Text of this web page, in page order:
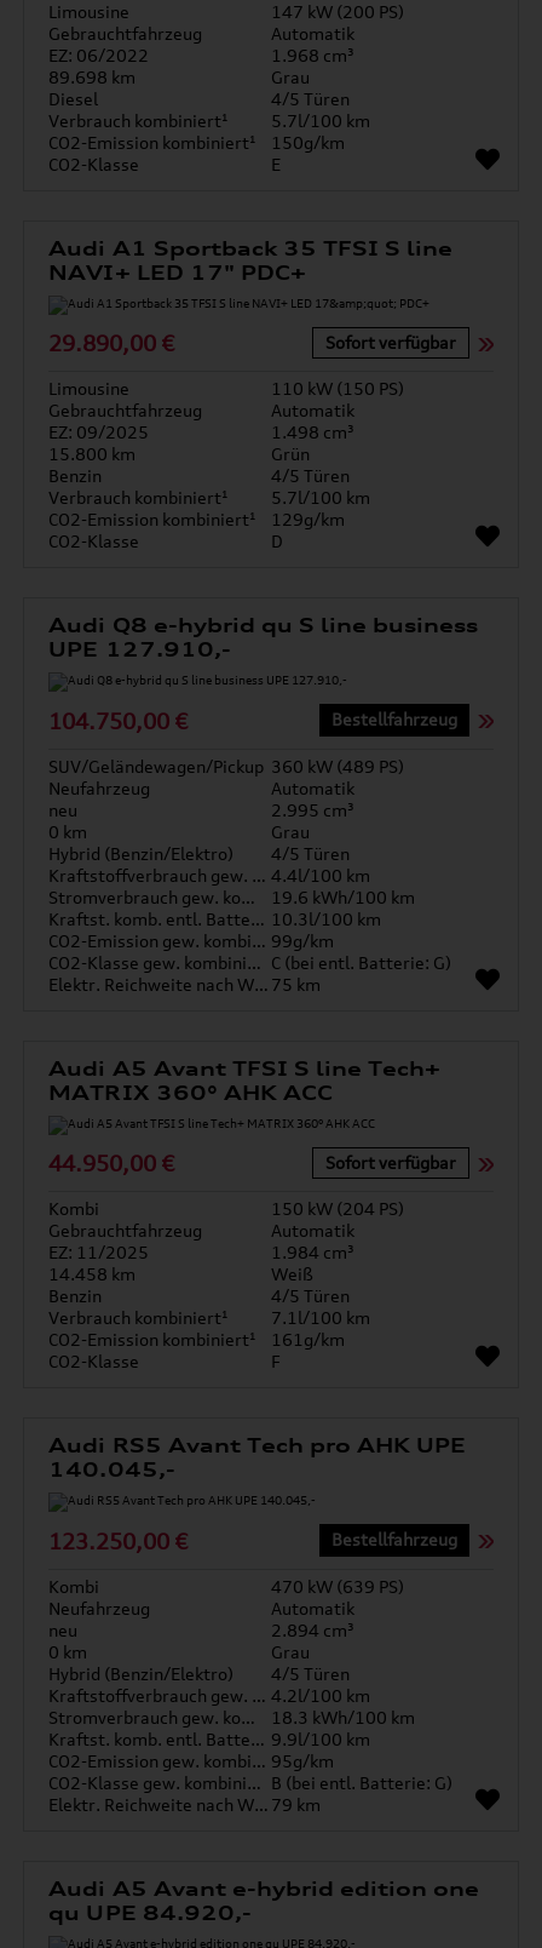
Limousine
147 kW (200 PS)
Gebrauchtfahrzeug
Automatik
EZ: 06/2022
1.968 cm³
89.698 km
Grau
Diesel
4/5 Türen
Verbrauch kombiniert¹
5.7l/100 km
CO2-Emission kombiniert¹
150g/km
CO2-Klasse
E
Audi A1 Sportback 35 TFSI S line
NAVI+ LED 17" PDC+
29.890,00 € Sofort verfügbar
Limousine
110 kW (150 PS)
Gebrauchtfahrzeug
Automatik
EZ: 09/2025
1.498 cm³
15.800 km
Grün
Benzin
4/5 Türen
Verbrauch kombiniert¹
5.7l/100 km
CO2-Emission kombiniert¹
129g/km
CO2-Klasse
D
Audi Q8 e-hybrid qu S line business
UPE 127.910,-
104.750,00 € Bestellfahrzeug
SUV/Geländewagen/Pickup 360 kW (489 PS)
Neufahrzeug
Automatik
neu
2.995 cm³
0 km
Grau
Hybrid (Benzin/Elektro)
4/5 Türen
Kraftstoffverbrauch gew. kombiniert 4.4l/100 km
Stromverbrauch gew. kombiniert
19.6 kWh/100 km
Kraftst. komb. entl. Batterie 10.3l/100 km
CO2-Emission gew. kombiniert 99g/km
CO2-Klasse gew. kombiniert C (bei entl. Batterie: G)
Elektr. Reichweite nach WLTP* 75 km
Audi A5 Avant TFSI S line Tech+
MATRIX 360° AHK ACC
44.950,00 € Sofort verfügbar
Kombi
150 kW (204 PS)
Gebrauchtfahrzeug
Automatik
EZ: 11/2025
1.984 cm³
14.458 km
Weiß
Benzin
4/5 Türen
Verbrauch kombiniert¹
7.1l/100 km
CO2-Emission kombiniert¹
161g/km
CO2-Klasse
F
Audi RS5 Avant Tech pro AHK UPE
140.045,-
123.250,00 € Bestellfahrzeug
Kombi
470 kW (639 PS)
Neufahrzeug
Automatik
neu
2.894 cm³
0 km
Grau
Hybrid (Benzin/Elektro)
4/5 Türen
Kraftstoffverbrauch gew. kombiniert 4.2l/100 km
Stromverbrauch gew. kombiniert
18.3 kWh/100 km
Kraftst. komb. entl. Batterie 9.9l/100 km
CO2-Emission gew. kombiniert 95g/km
CO2-Klasse gew. kombiniert B (bei entl. Batterie: G)
Elektr. Reichweite nach WLTP* 79 km
Audi A5 Avant e-hybrid edition one
qu UPE 84.920,-